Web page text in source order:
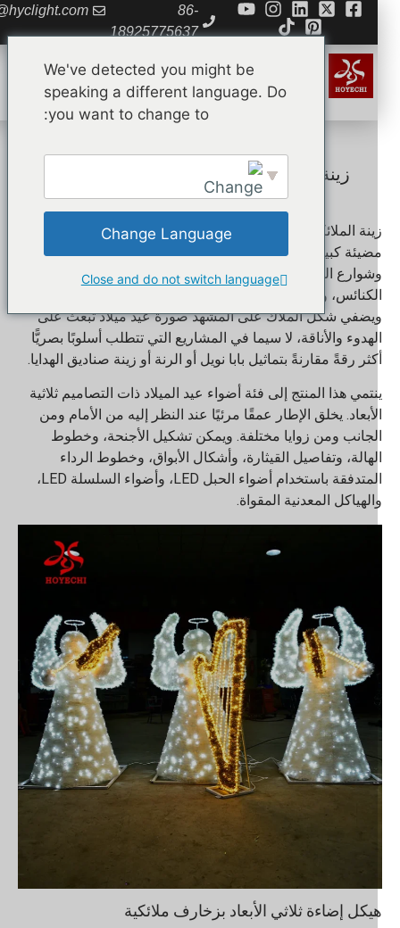
18925775637
زينة ملائكة عيد الميلاد المضيئة للاستخدام
الخارجي
الملائكة المضيئة الخارجية الخاصة بعيد الميلاد هي منحوتات
كبيرة تُستخدم في مشاريع الإضاءة الخاصة بالأعياد،
المدن، ومناطق التسوق، والحدائق العامة، وعروض
وأسواق عيد الميلاد، ومساحات الفعاليات التجارية.
شكل الملاك على المشهد صورة عيد ميلاد تبعث على
والأناقة، لا سيما في المشاريع التي تتطلب أسلوبًا بصريًّا
رقةً مقارنةً بتماثيل بابا نويل أو الرنة أو زينة صناديق الهدايا.
هذا المنتج إلى فئة أضواء عيد الميلاد ذات التصاميم ثلاثية
يخلق الإطار عمقًا مرئيًا عند النظر إليه من الأمام ومن
ومن زوايا مختلفة. ويمكن تشكيل الأجنحة، وخطوط
وتفاصيل القيثارة، وأشكال الأبواق، وخطوط الرداء
المتدفقة باستخدام أضواء الحبل LED، وأضواء السلسلة LED،
المعدنية المقواة.
إضاءة ثلاثي الأبعاد بزخارف ملائكية
We've detected you might be
speaking a different language. Do
you want to change to:
English
Change Language
Close and do not switch language